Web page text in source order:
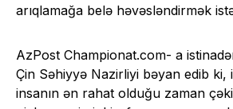
arıqlamağa belə həvəsləndirmək
AzPost Championat.com- a
Çin Səhiyyə Nazirliyi bəyan edib ki,
insanın ən rahat olduğu zaman